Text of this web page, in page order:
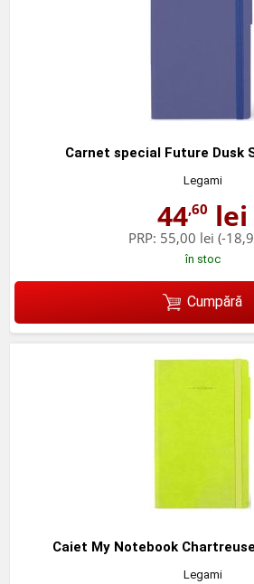
Carnet special Future Dusk
Legami
44,60 lei
PRP: 55,00 lei (-
în stoc
Cumpără
Caiet My Notebook
Legami